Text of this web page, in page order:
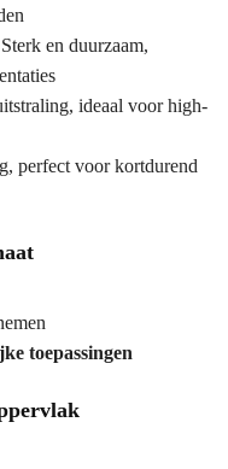
en duurzaam,
ideaal voor high-
perfect voor kortdurend
toepassingen